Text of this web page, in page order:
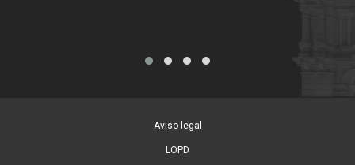
Aviso legal
LOPD